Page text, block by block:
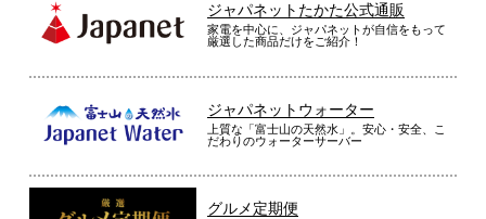
ジャパネットたかた公式通販
家電を中心に、ジャパネットが自信をもって
厳選した商品だけをご紹介！
ジャパネットウォーター
上質な「富士山の天然水」。安心・安全、こ
だわりのウォーターサーバー
グルメ定期便